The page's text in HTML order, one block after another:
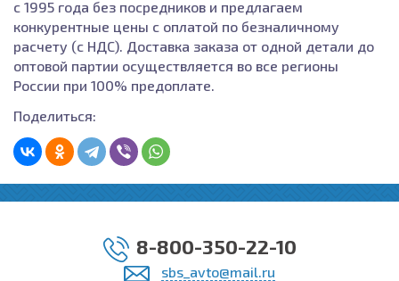
с 1995 года без посредников и предлагаем
конкурентные цены с оплатой по безналичному
расчету (с НДС). Доставка заказа от одной детали до
оптовой партии осуществляется во все регионы
России при 100% предоплате.
Поделиться:
8-800-350-22-10
sbs_avto@mail.ru